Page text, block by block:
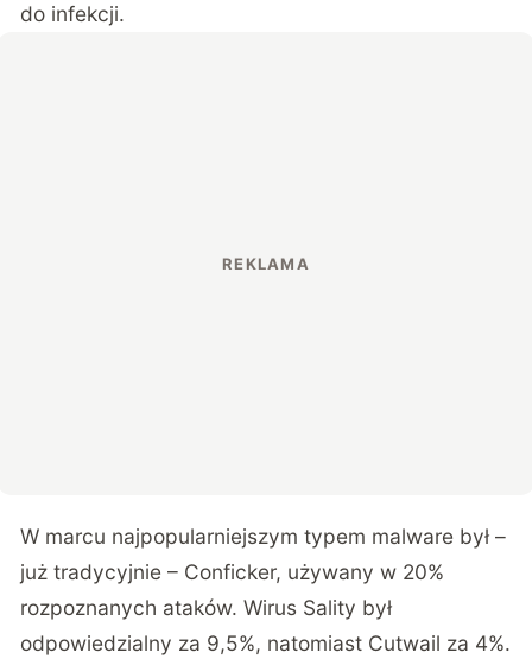
do infekcji.
W marcu najpopularniejszym typem malware był –
już tradycyjnie – Conficker, używany w 20%
rozpoznanych ataków. Wirus Sality był
odpowiedzialny za 9,5%, natomiast Cutwail za 4%.